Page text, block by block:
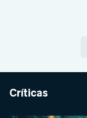
Críticas